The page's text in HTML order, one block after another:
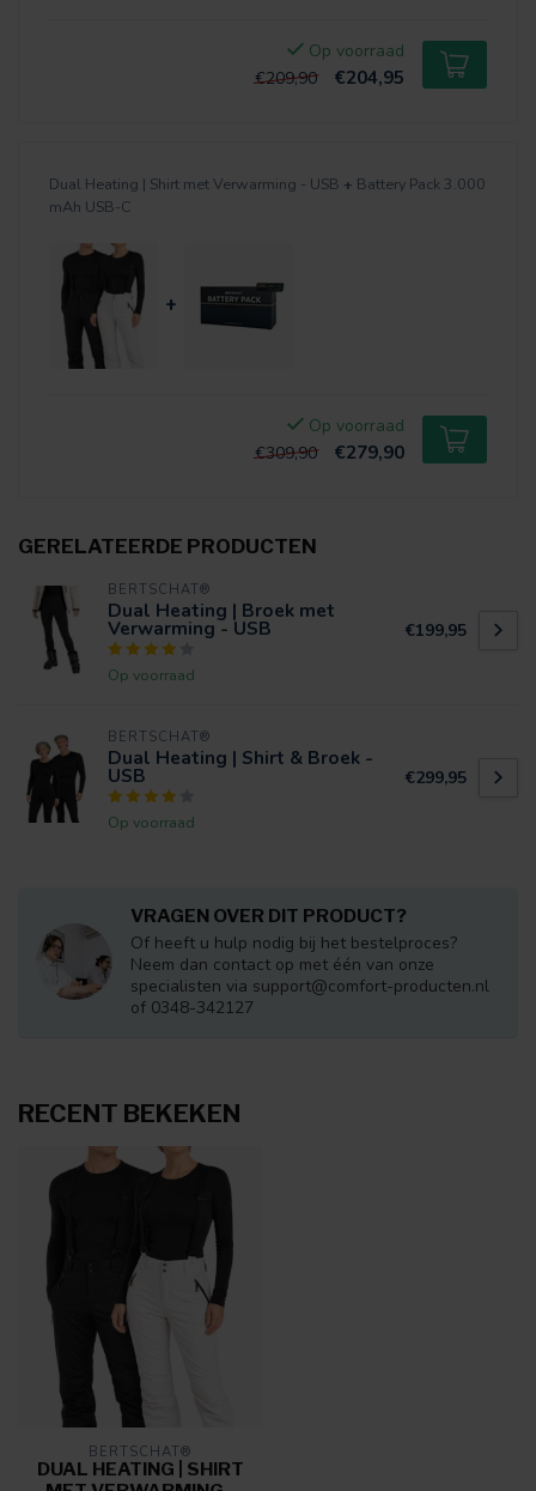
Op voorraad
€209,90
€204,95
Dual Heating | Shirt met Verwarming - USB + Battery Pack 3.000
mAh USB-C
+
Op voorraad
€309,90
€279,90
GERELATEERDE PRODUCTEN
BERTSCHAT®
Dual Heating | Broek met
Verwarming - USB
Op voorraad
€199,95
BERTSCHAT®
Dual Heating | Shirt & Broek -
USB
Op voorraad
€299,95
VRAGEN OVER DIT PRODUCT?
Of heeft u hulp nodig bij het bestelproces?
Neem dan contact op met één van onze
specialisten via support@comfort-producten.nl
of 0348-342127
RECENT BEKEKEN
BERTSCHAT®
DUAL HEATING | SHIRT